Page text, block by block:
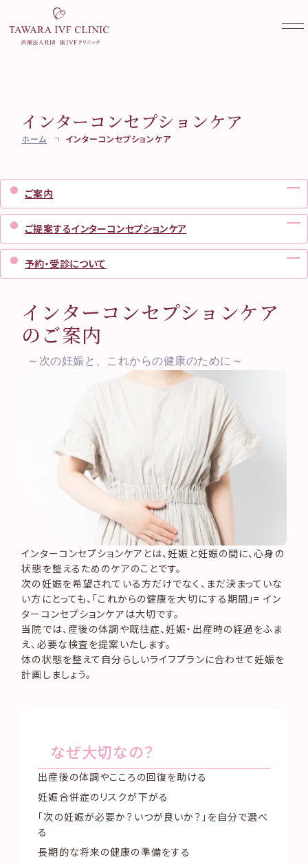
当院について
ご挨拶・診療方針
医師・スタッフ紹介
当院で受けられる診療一覧
実績紹介
医療設備と培養成績向上に
むけて
アクセス
不妊治療を始める前に
不妊外来のご案内
不妊治療
料金のご案内
妊活・不妊治療相談
凍結更新・移送
妊活検診
妊活検診（ブライダルチェッ
ク）
AMH検診
女性外来
女性外来のご案内
ワクチン接種
卵子凍結（社会的適応）
コラム
TAWARA Library
その他
研究・取り組み情報公開
卒業された方へ
お問い合わせ
初診予約
再診予約
Web問診票
Instagram
©2026 Tawara-ivf clinic.
インターコンセプションケア
ホーム インターコンセプションケア
ご案内
ご提案するインターコンセプションケア
予約・受診について
ご案内 ご提案するインターコンセプションケア
インターコンセプションケア
のご案内
～次の妊娠と、これからの健康のために～
インターコンセプションケアとは、妊娠と妊娠の間に、心身の
状態を整えるためのケアのことです。
次の妊娠を希望されている方だけでなく、まだ決まっていな
い方にとっても、「これからの健康を大切にする期間」= イン
ターコンセプションケアは大切です。
当院では、産後の体調や既往症、妊娠・出産時の経過をふま
え、必要な検査を提案いたします。
体の状態を整えて自分らしいライフプランに合わせて妊娠を
計画しましょう。
なぜ大切なの？
出産後の体調やこころの回復を助ける
妊娠合併症のリスクが下がる
「次の妊娠が必要か？いつが良いか？」を自分で選べ
る
長期的な将来の健康の準備をする